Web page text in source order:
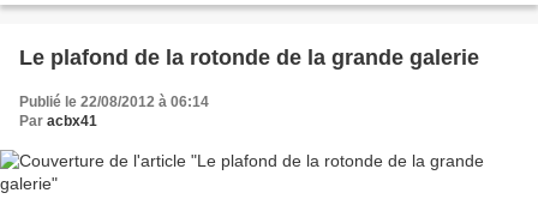
Le plafond de la rotonde de la grande galerie
Publié le 22/08/2012 à 06:14
Par acbx41